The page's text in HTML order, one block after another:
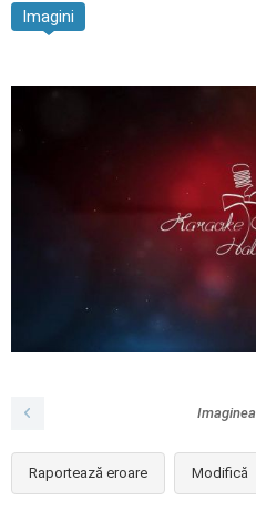
Imagini
Imaginea
Raportează eroare Modifică